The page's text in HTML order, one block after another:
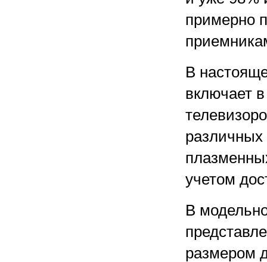
примерно
В
включает
различных
учетом
В
размером